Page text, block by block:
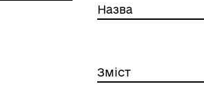
Назва
Зміст